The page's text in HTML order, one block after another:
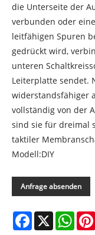
die Unterseite der
verbunden oder
leitfähigen Spuren
gedrückt wird,
unteren
Leiterplatte sendet.
widerstandsfähiger
vollständig von der
sind sie für dreimal
taktiler
Modell:DIY
Anfrage absenden
Facebook
X